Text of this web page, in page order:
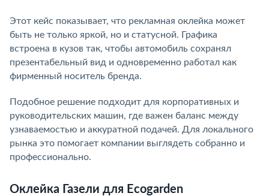
Этот кейс показывает, что рекламная оклейка может
быть не только яркой, но и статусной. Графика
встроена в кузов так, чтобы автомобиль сохранял
презентабельный вид и одновременно работал как
фирменный носитель бренда.
Подобное решение подходит для корпоративных и
руководительских машин, где важен баланс между
узнаваемостью и аккуратной подачей. Для локального
рынка это помогает компании выглядеть собранно и
профессионально.
Оклейка Газели для Ecogarden